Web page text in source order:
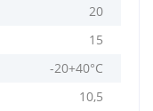
20
15
-20+40°С
10,5